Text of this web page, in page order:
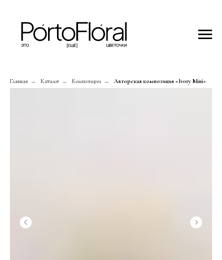
Главная → Каталог → Композиции → Авторская композиция «Ivory Mini»